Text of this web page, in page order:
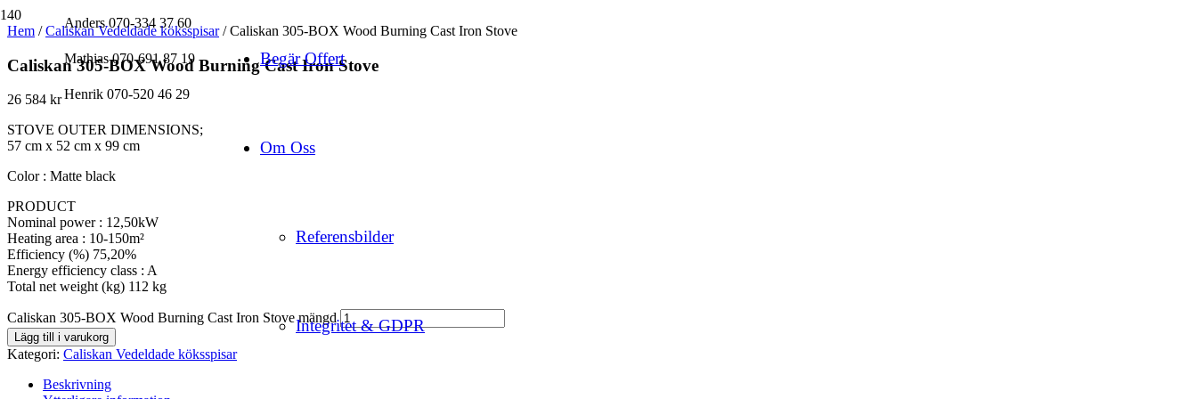
Anders 070-334 37 60
Mathias 070-691 87 19
Henrik 070-520 46 29
Begär Offert
Om Oss
Referensbilder
Integritet & GDPR
Hem /Caliskan Vedeldade köksspisar/ Caliskan 305-BOX Wood Burning Cast Iron Stove
Caliskan 305-BOX Wood Burning Cast Iron Stove
26 584 kr
STOVE OUTER DIMENSIONS;
57 cm x 52 cm x 99 cm
Color : Matte black
PRODUCT
Nominal power : 12,50kW
Heating area : 10-150m²
Efficiency (%) 75,20%
Energy efficiency class : A
Total net weight (kg) 112 kg
Caliskan 305-BOX Wood Burning Cast Iron Stove mängd
Lägg till i varukorg
Kategori: Caliskan Vedeldade köksspisar
Beskrivning